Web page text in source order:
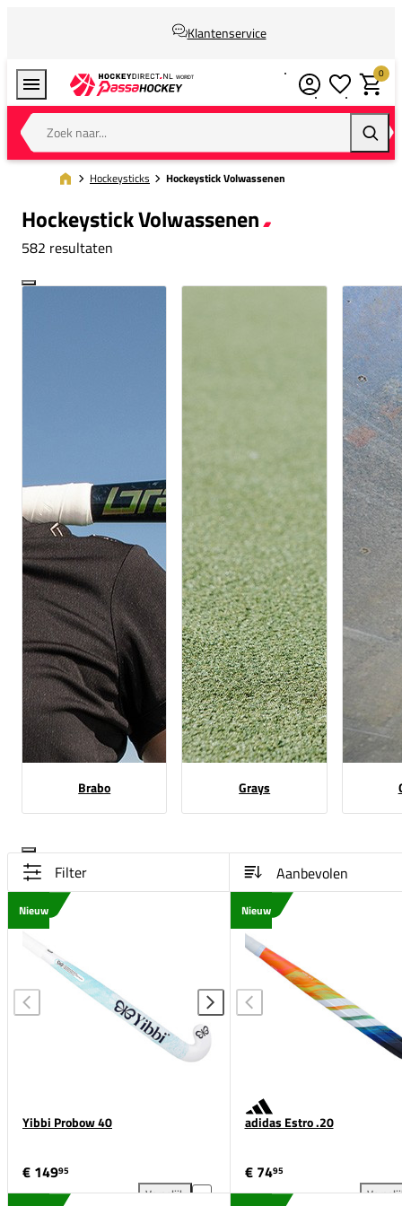
Klantenservice
Zoek naar...
0
Hockeysticks Hockeystick Volwassenen
Hockeystick Volwassenen
582 resultaten
Brabo Grays
Filter
Nieuw
Yibbi Probow 40
€ 14995
Vergelijk
Nieuw
adidas Estro .20
€ 7495